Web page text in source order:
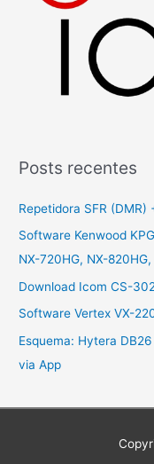
Posts recentes
Repetidora SFR (DMR)
Software Kenwood
NX-720HG, NX-
Download Icom CS-
Software Vertex VX-
Esquema: Hytera
via App